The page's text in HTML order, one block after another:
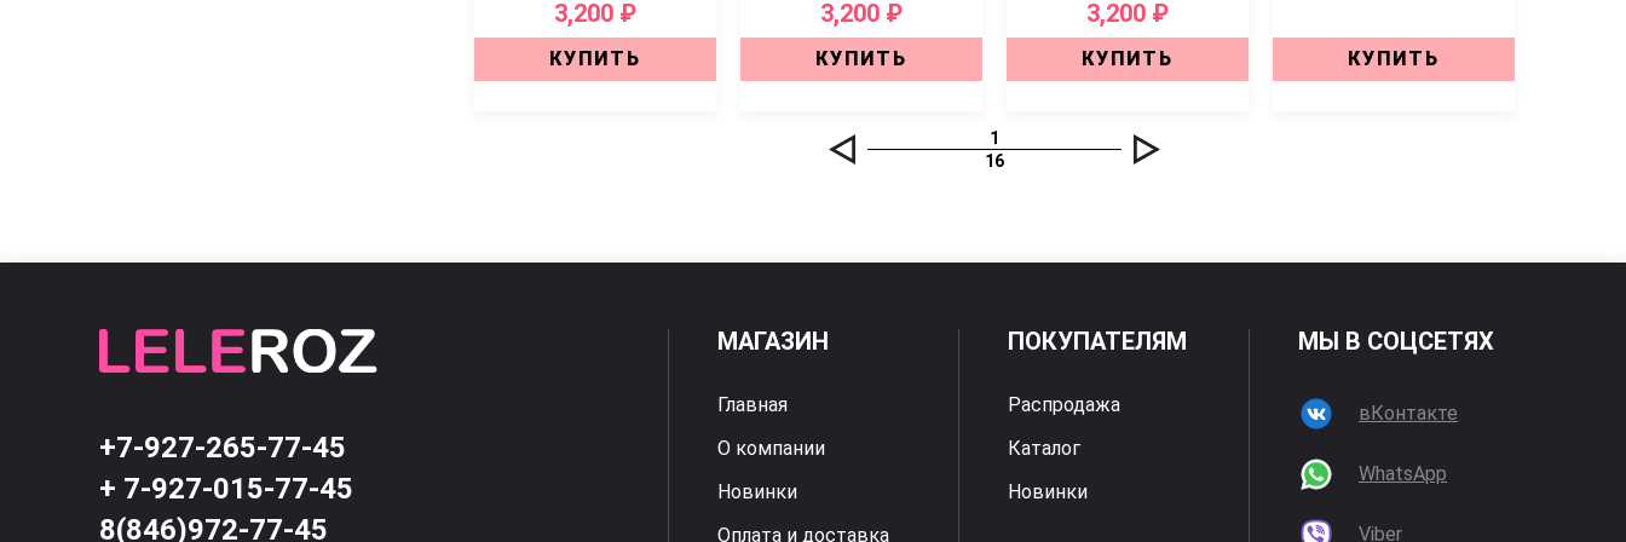
3,200 ₽
КУПИТЬ
3,200 ₽
КУПИТЬ
3,200 ₽
КУПИТЬ КУПИТЬ
1
16
+7-927-265-77-45
+ 7-927-015-77-45
8(846)972-77-45
МАГАЗИН
Главная
О компании
Новинки
Оплата и доставка
ПОКУПАТЕЛЯМ
Распродажа
Каталог
Новинки
МЫ В СОЦСЕТЯХ
вКонтакте
WhatsApp
Viber